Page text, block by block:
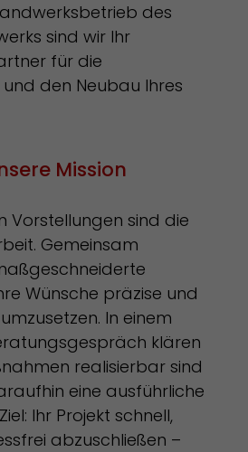
des
sind wir Ihr
für die
den Neubau Ihres
Mission
Vorstellungen sind die
Gemeinsam
Wünsche präzise und
In einem
klären
realisierbar sind
eine ausführliche
Ihr Projekt schnell,
abzuschließen –